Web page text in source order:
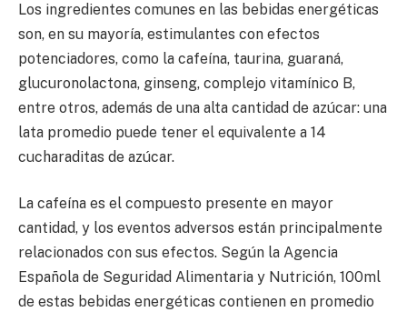
Los ingredientes comunes en las bebidas energéticas
son, en su mayoría, estimulantes con efectos
potenciadores, como la cafeína, taurina, guaraná,
glucuronolactona, ginseng, complejo vitamínico B,
entre otros, además de una alta cantidad de azúcar: una
lata promedio puede tener el equivalente a 14
cucharaditas de azúcar.
La cafeína es el compuesto presente en mayor
cantidad, y los eventos adversos están principalmente
relacionados con sus efectos. Según la Agencia
Española de Seguridad Alimentaria y Nutrición, 100ml
de estas bebidas energéticas contienen en promedio